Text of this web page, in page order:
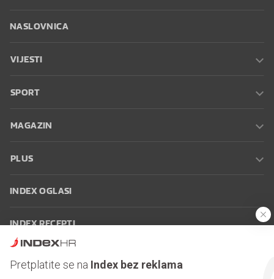
NASLOVNICA
VIJESTI
SPORT
MAGAZIN
PLUS
INDEX OGLASI
INDEX RECEPTI
Pretplatite se na Index bez reklama